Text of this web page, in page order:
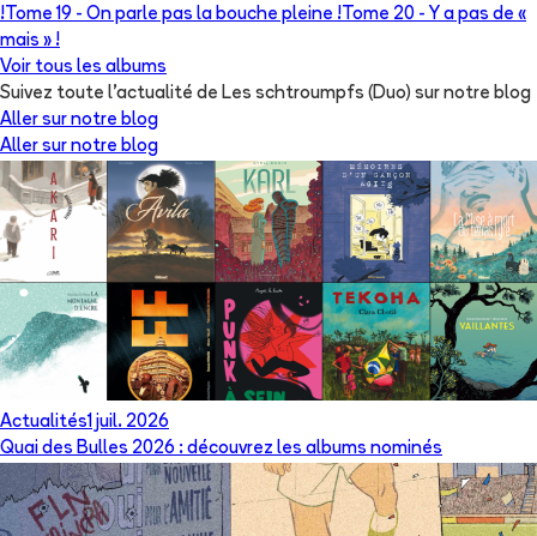
! Tome 19 - On parle pas la bouche pleine ! Tome 20 - Y a pas de «
mais » !
Voir tous les albums
Suivez toute l'actualité de Les schtroumpfs (Duo) sur notre blog
Aller sur notre blog
Aller sur notre blog
Actualités1 juil. 2026
Quai des Bulles 2026 : découvrez les albums nominés